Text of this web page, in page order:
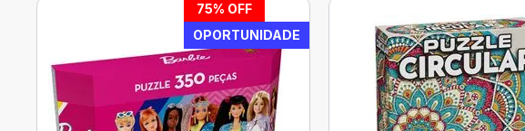
75% OFF
OPORTUNIDADE